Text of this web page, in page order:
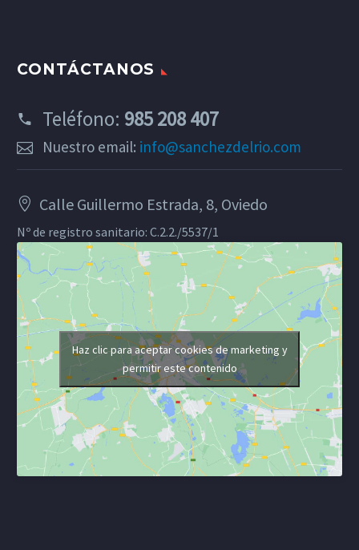
CONTÁCTANOS
Teléfono: 985 208 407
Nuestro email: info@sanchezdelrio.com
Calle Guillermo Estrada, 8, Oviedo
Nº de registro sanitario: C.2.2./5537/1
Haz clic para aceptar cookies de marketing y
permitir este contenido